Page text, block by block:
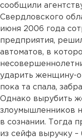
сообщили
Свердловского
июня 2006 года
предприятия,
автоматов, в
ударить женщину-
пока та спала,
Однако вырубить
злоумышленников
в сознании. Тогда
из сейфа выручку –